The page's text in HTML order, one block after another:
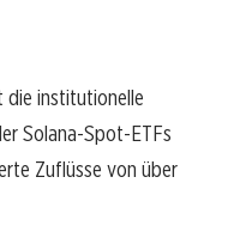
die institutionelle
Solana-Spot-ETFs
Zuflüsse von über